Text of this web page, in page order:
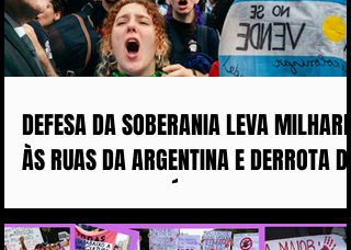
DEFESA DA SOBERANIA LEVA MILHARES
ÀS RUAS DA ARGENTINA E DERROTA DE
MILEI ABALA POLÍTICA IMPERIALISTA
DE TRUMP